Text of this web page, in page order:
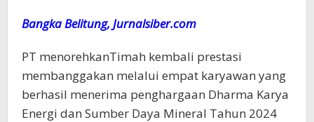
Bangka Belitung, Jurnalsiber.com
PT menorehkanTimah kembali prestasi
membanggakan melalui empat karyawan yang
berhasil menerima penghargaan Dharma Karya
Energi dan Sumber Daya Mineral Tahun 2024